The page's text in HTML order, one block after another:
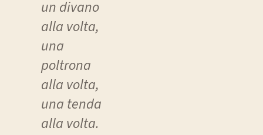
un divano
alla volta,
una
poltrona
alla volta,
una tenda
alla volta.